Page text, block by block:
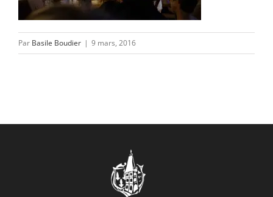
NOUS SUIVRE
Par Basile Boudier | 9 mars, 2016